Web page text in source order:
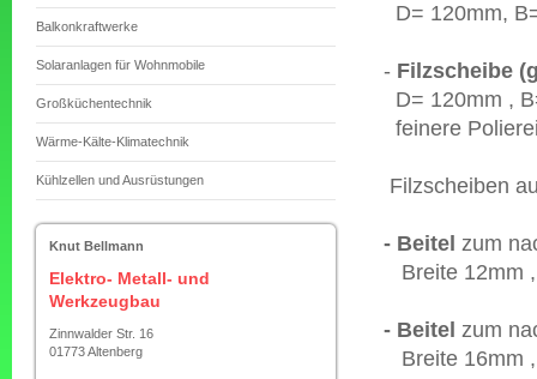
Balkonkraftwerke
Solaranlagen für Wohnmobile
Großküchentechnik
Wärme-Kälte-Klimatechnik
Kühlzellen und Ausrüstungen
Knut Bellmann
Elektro- Metall- und
Werkzeugbau
Zinnwalder Str. 16
01773 Altenberg
D= 120mm,
- Filzscheibe
D= 120mm ,
feinere
Filzscheiben
- Beitel zum
Breite
- Beitel zum
Breite